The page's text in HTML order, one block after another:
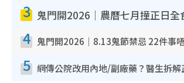
3
4
5